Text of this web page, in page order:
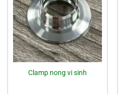
Clamp nong vi sinh